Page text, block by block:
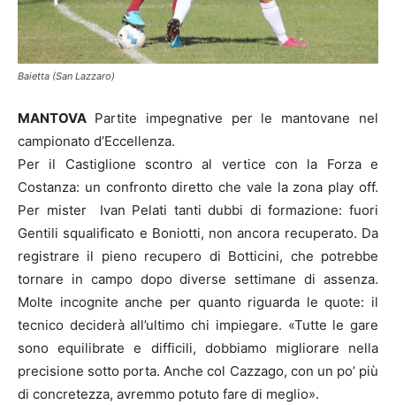
Baietta (San Lazzaro)
MANTOVA Partite impegnative per le mantovane nel
campionato d’Eccellenza.
Per il Castiglione scontro al vertice con la Forza e
Costanza: un confronto diretto che vale la zona play off.
Per mister Ivan Pelati tanti dubbi di formazione: fuori
Gentili squalificato e Boniotti, non ancora recuperato. Da
registrare il pieno recupero di Botticini, che potrebbe
tornare in campo dopo diverse settimane di assenza.
Molte incognite anche per quanto riguarda le quote: il
tecnico deciderà all’ultimo chi impiegare. «Tutte le gare
sono equilibrate e difficili, dobbiamo migliorare nella
precisione sotto porta. Anche col Cazzago, con un po’ più
di concretezza, avremmo potuto fare di meglio».